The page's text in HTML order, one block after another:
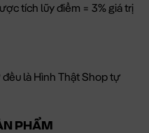
tích lũy điểm = 3% giá trị
đều là Hình Thật Shop tự
PHẨM